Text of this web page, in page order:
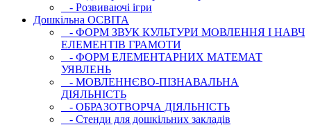
- Розвиваючі ігри
Дошкільна ОСВIТА
- ФОРМ ЗВУК КУЛЬТУРИ МОВЛЕННЯ І НАВЧ
ЕЛЕМЕНТІВ ГРАМОТИ
- ФОРМ ЕЛЕМЕНТАРНИХ МАТЕМАТ
УЯВЛЕНЬ
- МОВЛЕННЄВО-ПІЗНАВАЛЬНА
ДІЯЛЬНІСТЬ
- ОБРАЗОТВОРЧА ДІЯЛЬНІСТЬ
- Стенди для дошкільних закладів